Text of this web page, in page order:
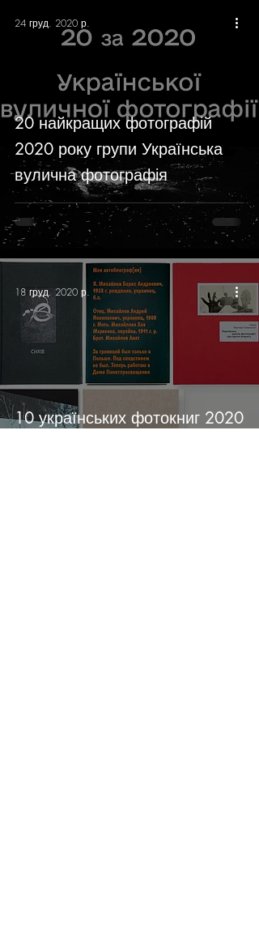
20 найкращих фотографій
2020 року групи Українська
вулична фотографія
24 груд. 2020 р.
10 українських фотокниг 2020
18 груд. 2020 р.